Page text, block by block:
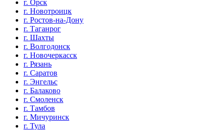
г. Орск
г. Новотроицк
г. Ростов-на-Дону
г. Таганрог
г. Шахты
г. Волгодонск
г. Новочеркасск
г. Рязань
г. Саратов
г. Энгельс
г. Балаково
г. Смоленск
г. Тамбов
г. Мичуринск
г. Тула